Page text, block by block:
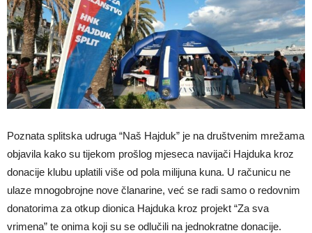
Poznata splitska udruga “Naš Hajduk” je na društvenim mrežama
objavila kako su tijekom prošlog mjeseca navijači Hajduka kroz
donacije klubu uplatili više od pola milijuna kuna. U računicu ne
ulaze mnogobrojne nove članarine, već se radi samo o redovnim
donatorima za otkup dionica Hajduka kroz projekt “Za sva
vrimena” te onima koji su se odlučili na jednokratne donacije.